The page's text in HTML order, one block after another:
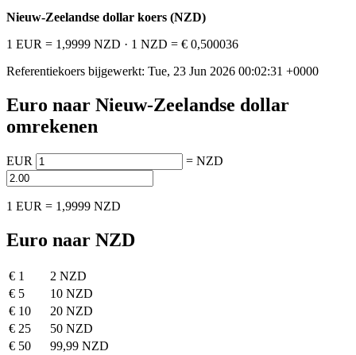
Nieuw-Zeelandse dollar koers (NZD)
1 EUR = 1,9999 NZD · 1 NZD = € 0,500036
Referentiekoers bijgewerkt: Tue, 23 Jun 2026 00:02:31 +0000
Euro naar Nieuw-Zeelandse dollar
omrekenen
EUR = NZD
1 EUR = 1,9999 NZD
Euro naar NZD
€ 1
2 NZD
€ 5
10 NZD
€ 10
20 NZD
€ 25
50 NZD
€ 50
99,99 NZD